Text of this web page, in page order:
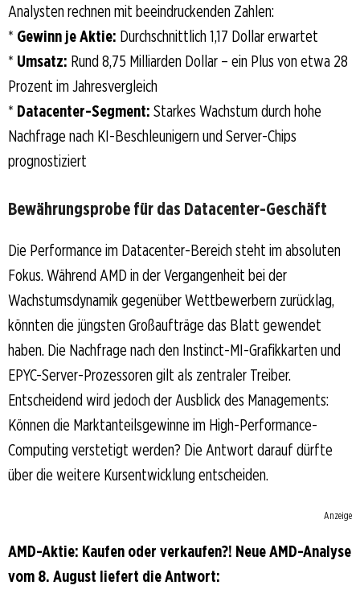
Analysten rechnen mit beeindruckenden Zahlen:
* Gewinn je Aktie: Durchschnittlich 1,17 Dollar erwartet
* Umsatz: Rund 8,75 Milliarden Dollar – ein Plus von etwa 28
Prozent im Jahresvergleich
* Datacenter-Segment: Starkes Wachstum durch hohe
Nachfrage nach KI-Beschleunigern und Server-Chips
prognostiziert
Bewährungsprobe für das Datacenter-Geschäft
Die Performance im Datacenter-Bereich steht im absoluten
Fokus. Während AMD in der Vergangenheit bei der
Wachstumsdynamik gegenüber Wettbewerbern zurücklag,
könnten die jüngsten Großaufträge das Blatt gewendet
haben. Die Nachfrage nach den Instinct-MI-Grafikkarten und
EPYC-Server-Prozessoren gilt als zentraler Treiber.
Entscheidend wird jedoch der Ausblick des Managements:
Können die Marktanteilsgewinne im High-Performance-
Computing verstetigt werden? Die Antwort darauf dürfte
über die weitere Kursentwicklung entscheiden.
Anzeige
AMD-Aktie: Kaufen oder verkaufen?! Neue AMD-Analyse
vom 8. August liefert die Antwort: